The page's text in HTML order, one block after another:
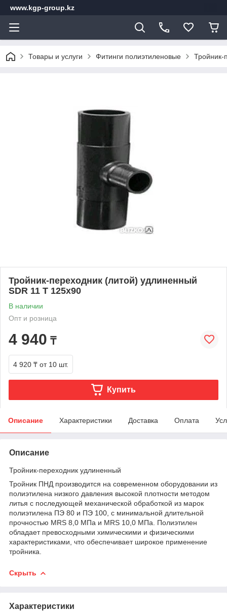
www.kgp-group.kz
Товары и услуги Фитинги полиэтиленовые Тройник-
Тройник-переходник (литой) удлиненный
SDR 11 Т 125х90
В наличии
Опт и розница
4 940 ₸
4 920 ₸ от 10 шт.
Купить
Описание Характеристики Доставка Оплата
Описание
Тройник-переходник удлиненный
Тройник ПНД производится на современном оборудовании из
полиэтилена низкого давления высокой плотности методом
литья с последующей механической обработкой из марок
полиэтилена ПЭ 80 и ПЭ 100, с минимальной длительной
прочностью MRS 8,0 МПа и MRS 10,0 МПа. Полиэтилен
обладает превосходными химическими и физическими
характеристиками, что обеспечивает широкое применение
тройника.
Скрыть
Характеристики